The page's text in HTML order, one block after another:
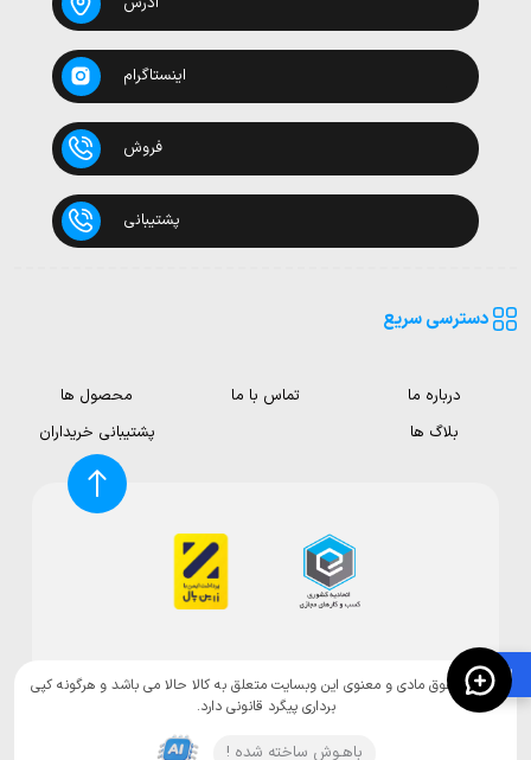
🛍️
اینستاگرام
فروش
پشتیبانی
دسترسی سریع
درباره ما تماس با ما
محصول ها
بلاگ ها
پشتیبانی خریداران
تمامی حقوق مادی و معنوی این وبسایت متعلق به کالا حالا می باشد و هرگونه کپی
برداری پیگرد قانونی دارد.
باهـوش ساخته شده !